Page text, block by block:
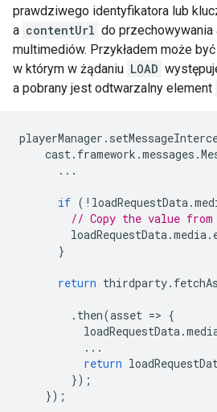
prawdziwego identyfikatora lub
a contentUrl do przechowywania
multimediów. Przykładem może
w którym w żądaniu LOAD
a pobrany jest odtwarzalny element
playerManager .
cast. framework .messages .
...
if ( ! loadRequestData.
// Copy the value
loadRequestData.media.
}
return thirdparty.
. then(asset => {
loadRequestData.
...
return
});
});